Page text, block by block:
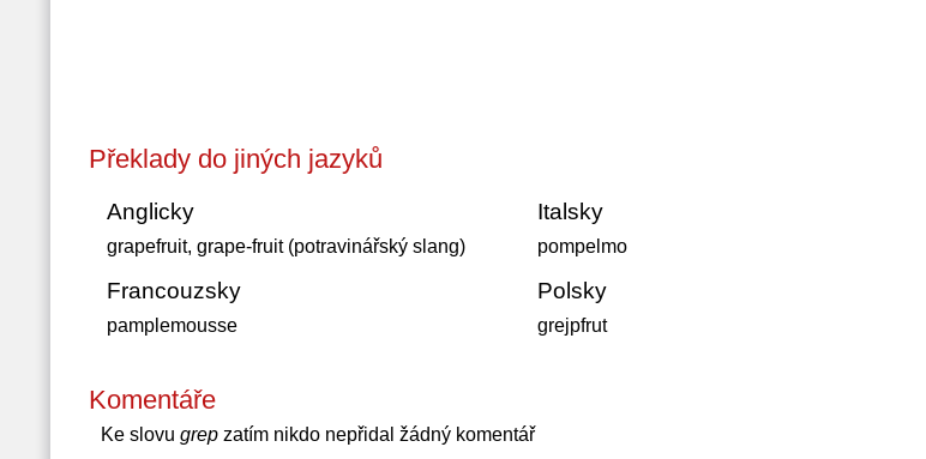
Překlady do jiných jazyků
Anglicky
grapefruit, grape-fruit (potravinářský slang)
Francouzsky
pamplemousse
Italsky
pompelmo
Polsky
grejpfrut
Komentáře
Ke slovu grepzatím nikdo nepřidal žádný komentář